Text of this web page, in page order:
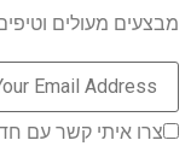
מבצעים מעולים
צרו איתי קשר עם